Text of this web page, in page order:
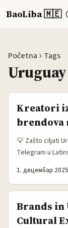
BaoLiba 🇲🇪
Početna Tags
Uruguay
Kreatori
brendova
💡 Zašto ciljati
Telegram u
— kanali,
outreach.
pokazuju da
direktnim,
1. децембар
Brands in
Cultural